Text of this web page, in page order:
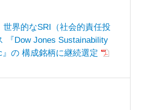
世界的なSRI（社会的責任投
『Dow Jones Sustainability
の 構成銘柄に継続選定